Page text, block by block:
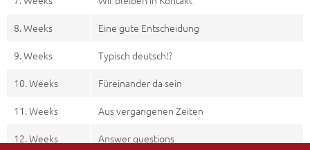
8. Weeks
Eine gute Entscheidung
9. Weeks
Typisch deutsch!?
10. Weeks
Füreinander da sein
11. Weeks
Aus vergangenen Zeiten
12. Weeks
Answer questions